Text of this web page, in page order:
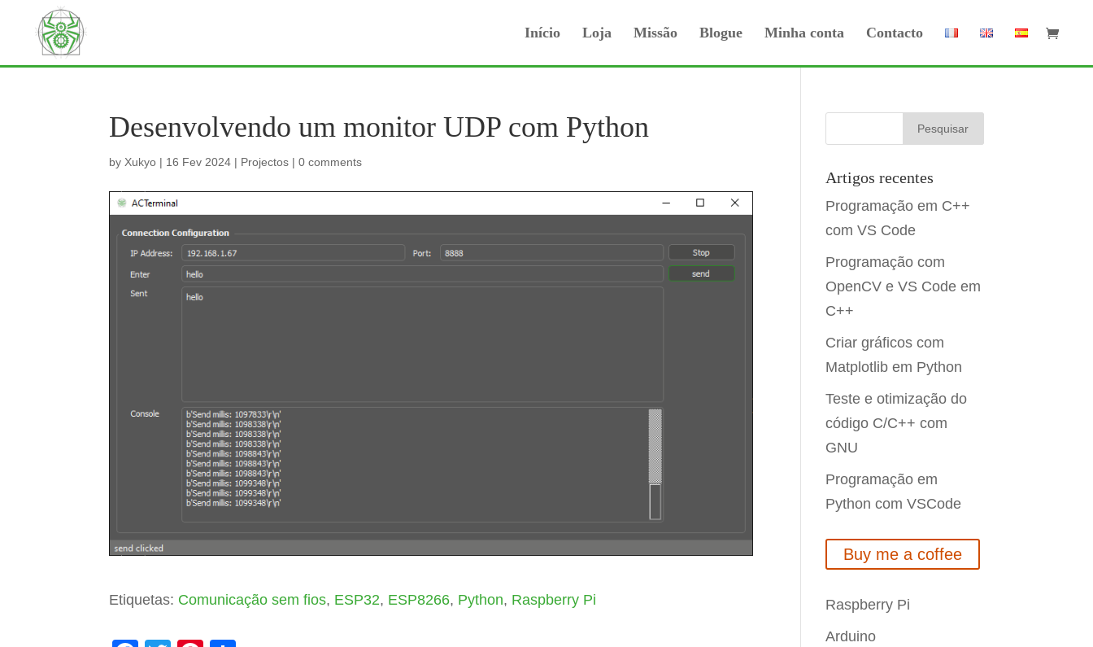
Início Loja Missão Blogue Minha conta Contacto
Desenvolvendo um monitor UDP com Python
by Xukyo | 16 Fev 2024 | Projectos |0 comments
Etiquetas: Comunicação sem fios, ESP32, ESP8266, Python, Raspberry Pi
Artigos recentes
Programação em C++
com VS Code
Programação com
OpenCV e VS Code em
C++
Criar gráficos com
Matplotlib em Python
Teste e otimização do
código C/C++ com
GNU
Programação em
Python com VSCode
Buy me a coffee
Raspberry Pi
Arduino